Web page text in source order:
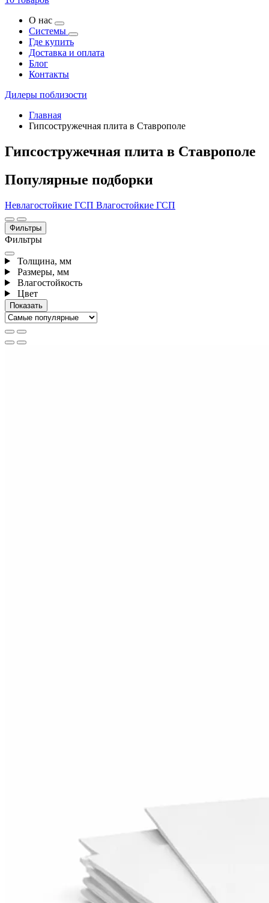
О нас
Системы
Где купить
Доставка и оплата
Блог
Контакты
Дилеры поблизости
Главная
Гипсостружечная плита в Ставрополе
Гипсостружечная плита в Ставрополе
Популярные подборки
Невлагостойкие ГСП Влагостойкие ГСП
Фильтры
Фильтры
Толщина, мм
Размеры, мм
Влагостойкость
Цвет